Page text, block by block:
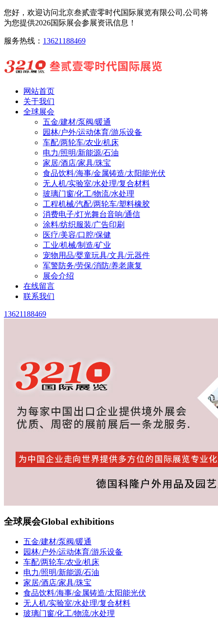
您好，欢迎访问北京叁贰壹零时代国际展览有限公司,公司将
为您提供2026国际展会参展资讯信息！
服务热线： 13621188469
网站首页
关于我们
全球展会
五金/建材/泵阀/暖通
园林/户外/运动体育/游乐设备
车配/两轮车/农业/机床
电力/照明/新能源/石油
家居/酒店/家具/珠宝
食品饮料/海事/金属铸造/太阳能光伏
无人机/实验室/水处理/复合材料
玻璃门窗/化工/物流/水处理
工程机械/汽配/两轮车/塑料橡胶
消费电子/灯光舞台音响/通信
涂料/纺织服装/广告印刷
医疗/美容/口腔/保健
工业/机械/制造/矿业
宠物用品/婴童玩具/文具/元器件
军警防务/劳保/消防/养老康复
展会介绍
在线留言
联系我们
13621188469
全球展会Global exhibitions
五金/建材/泵阀/暖通
园林/户外/运动体育/游乐设备
车配/两轮车/农业/机床
电力/照明/新能源/石油
家居/酒店/家具/珠宝
食品饮料/海事/金属铸造/太阳能光伏
无人机/实验室/水处理/复合材料
玻璃门窗/化工/物流/水处理